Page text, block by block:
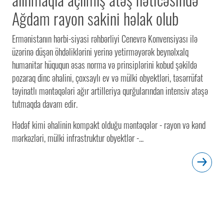
Ağdam rayon sakini həlak olub
Ermənistanın hərbi-siyasi rəhbərliyi Cenevrə Konvensiyası ilə
üzərinə düşən öhdəliklərini yerinə yetirməyərək beynəlxalq
humanitar hüququn əsas norma və prinsiplərini kobud şəkildə
pozaraq dinc əhalini, çoxsaylı ev və mülki obyektləri, təsərrüfat
təyinatlı məntəqələri ağır artilleriya qurğularından intensiv atəşə
tutmaqda davam edir.
Hədəf kimi əhalinin kompakt olduğu məntəqələr - rayon və kənd
mərkəzləri, mülki infrastruktur obyektlər -...